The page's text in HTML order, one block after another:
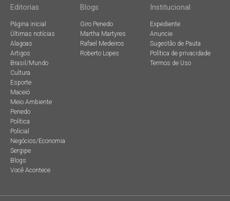
Editorias
Página inicial
Últimas notícias
Alagoas
Artigos
Brasil/Mundo
Cultura
Esporte
Maceió
Meio Ambiente
Penedo
Política
Policial
Negócios/Economia
Sergipe
Blogs
Você Acontece
Blogs
Giro Penedo
Martha Martyres
Rafael Medeiros
Roberto Lopes
Institucional
Expediente
Anuncie
Sugestão de Pauta
Política de privacidade
Termos de Uso